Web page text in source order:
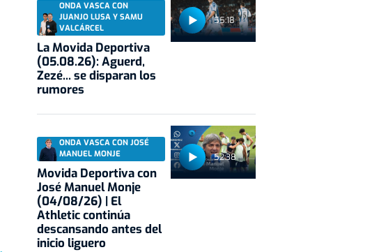
55:18
ONDA VASCA CON
JUANJO LUSA Y SAMU
VALCÁRCEL
La Movida Deportiva
(05.08.26): Aguerd,
Zezé... se disparan los
rumores
52:38
ONDA VASCA CON JOSÉ
MANUEL MONJE
Movida Deportiva con
José Manuel Monje
(04/08/26) | El
Athletic continúa
descansando antes del
inicio liguero